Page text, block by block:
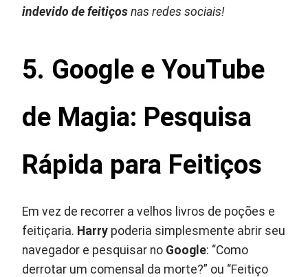
indevido de feitiços nas redes sociais!
5. Google e YouTube
de Magia: Pesquisa
Rápida para Feitiços
Em vez de recorrer a velhos livros de poções e
feitiçaria. Harry poderia simplesmente abrir seu
navegador e pesquisar no Google: “Como
derrotar um comensal da morte?” ou “Feitiço